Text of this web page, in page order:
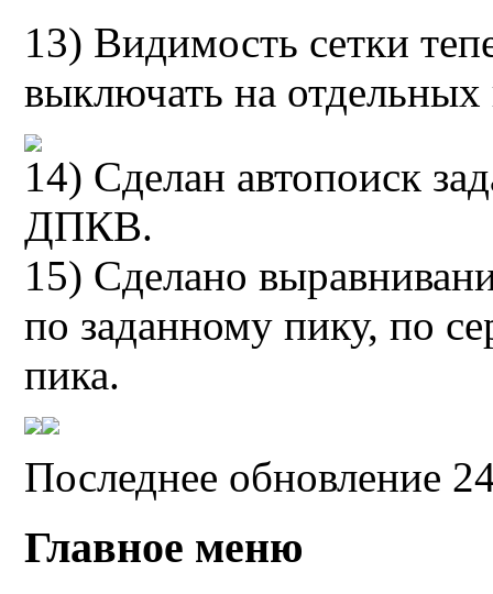
13) Видимость сетки
выключать на отдельных
14) Сделан автопоиск
ДПКВ.
15) Сделано
по заданному пику, по
пика.
Последнее обновление
Главное меню